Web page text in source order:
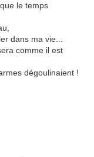
le temps
dans ma vie...
comme il est
dégoulinaient !